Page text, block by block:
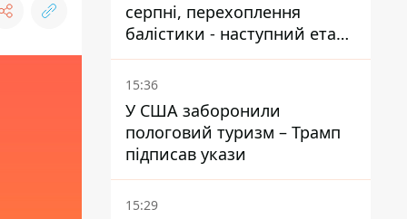
серпні, перехоплення
балістики - наступний етап -
Fire Point конкретизувало
плани
15:36
У США заборонили
пологовий туризм – Трамп
підписав укази
15:29